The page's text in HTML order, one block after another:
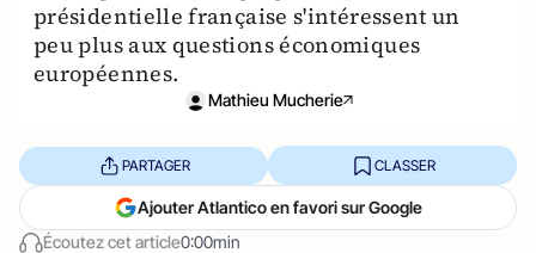
présidentielle française s'intéressent un
peu plus aux questions économiques
européennes.
Mathieu Mucherie
Écoutez cet article0:00min
PARTAGER CLASSER
Ajouter Atlantico en favori sur Google